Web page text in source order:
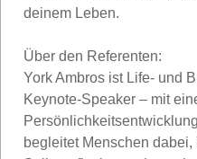
deinem Leben.
Über den Referenten:
York Ambros ist Life- und
Keynote-Speaker – mit
begleitet Menschen